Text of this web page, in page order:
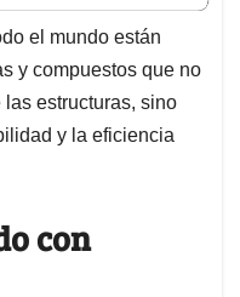
el mundo están
y compuestos que no
estructuras, sino
y la eficiencia
con